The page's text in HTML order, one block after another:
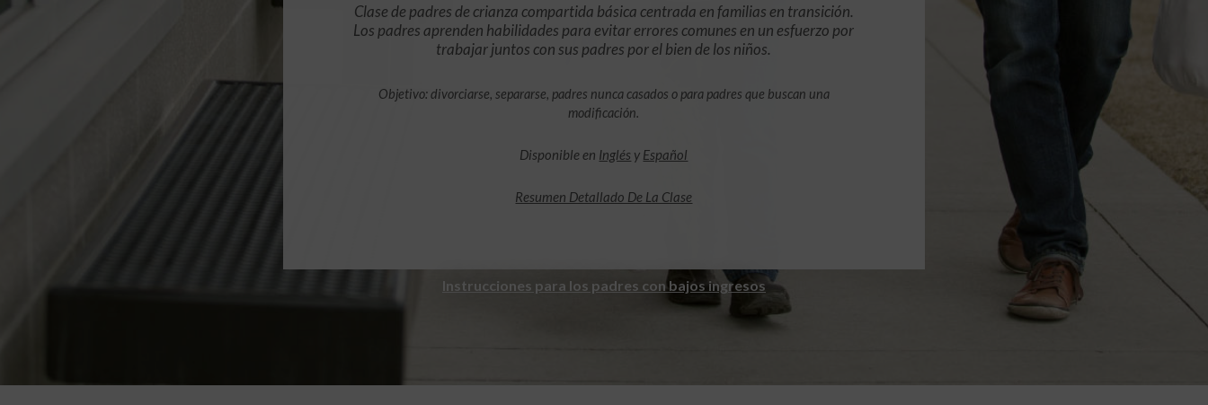
Clase de padres de crianza compartida básica centrada en familias en transición.
Los padres aprenden habilidades para evitar errores comunes en un esfuerzo por
trabajar juntos con sus padres por el bien de los niños.
Objetivo: divorciarse, separarse, padres nunca casados o para padres que buscan una
modificación.
Disponible en Inglés y Español
Resumen Detallado De La Clase
Instrucciones para los padres con bajos ingresos